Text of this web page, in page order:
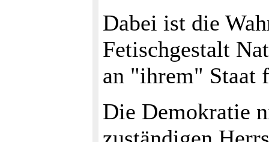
Dabei ist die
Fetischgestalt
an "ihrem" Staat
Die Demokratie